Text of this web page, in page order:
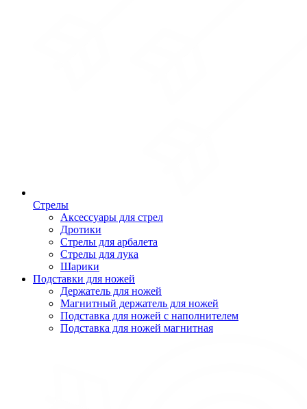
Стрелы
Аксессуары для стрел
Дротики
Стрелы для арбалета
Стрелы для лука
Шарики
Подставки для ножей
Держатель для ножей
Магнитный держатель для ножей
Подставка для ножей с наполнителем
Подставка для ножей магнитная